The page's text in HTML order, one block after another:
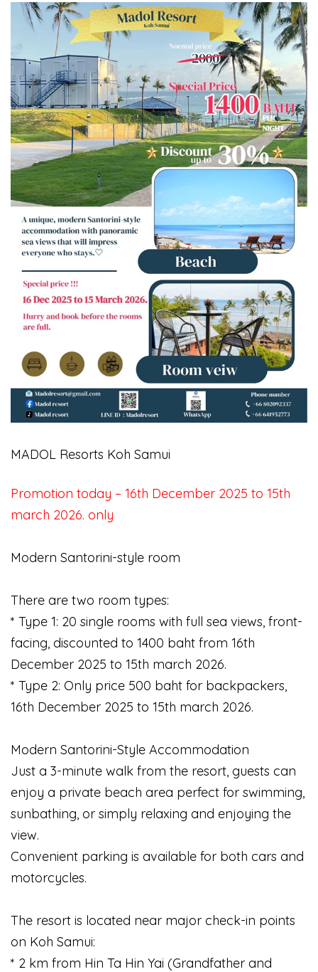
MADOL Resorts Koh Samui
Promotion today – 16th December 2025 to 15th
march 2026. only
Modern Santorini-style room
There are two room types:
* Type 1: 20 single rooms with full sea views, front-
facing, discounted to 1400 baht from 16th
December 2025 to 15th march 2026.
* Type 2: Only price 500 baht for backpackers,
16th December 2025 to 15th march 2026.
Modern Santorini-Style Accommodation
Just a 3-minute walk from the resort, guests can
enjoy a private beach area perfect for swimming,
sunbathing, or simply relaxing and enjoying the
view.
Convenient parking is available for both cars and
motorcycles.
The resort is located near major check-in points
on Koh Samui:
* 2 km from Hin Ta Hin Yai (Grandfather and